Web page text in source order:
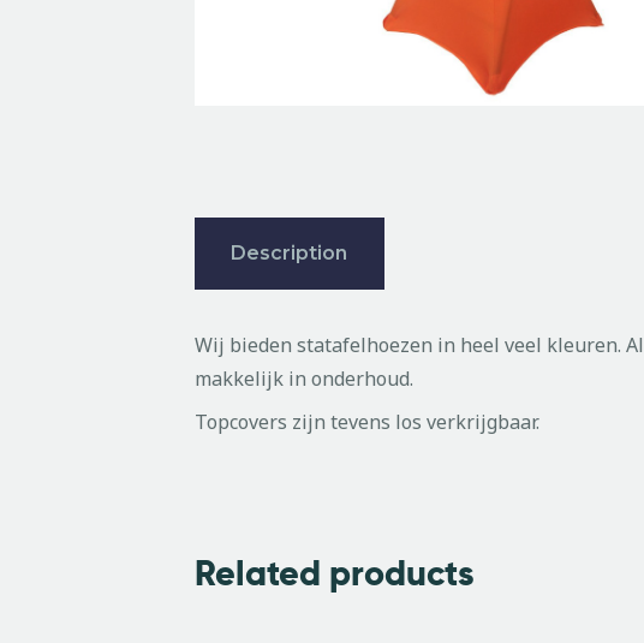
Description
Wij bieden statafelhoezen in heel veel kleuren.
makkelijk in onderhoud.
Topcovers zijn tevens los verkrijgbaar.
Related products